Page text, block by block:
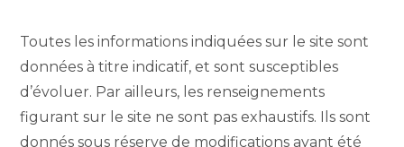
Toutes les informations indiquées sur le site sont
données à titre indicatif, et sont susceptibles
d’évoluer. Par ailleurs, les renseignements
figurant sur le site ne sont pas exhaustifs. Ils sont
donnés sous réserve de modifications ayant été